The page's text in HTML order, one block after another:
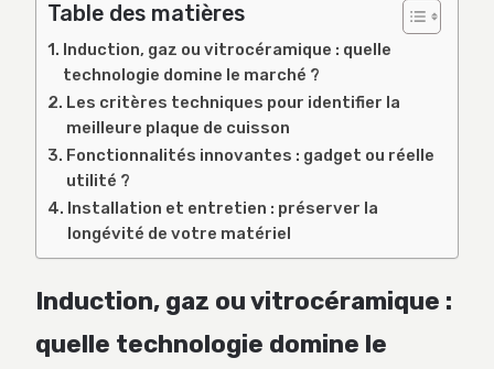
Table des matières
Induction, gaz ou vitrocéramique : quelle
technologie domine le marché ?
Les critères techniques pour identifier la
meilleure plaque de cuisson
Fonctionnalités innovantes : gadget ou réelle
utilité ?
Installation et entretien : préserver la
longévité de votre matériel
Induction, gaz ou vitrocéramique :
quelle technologie domine le